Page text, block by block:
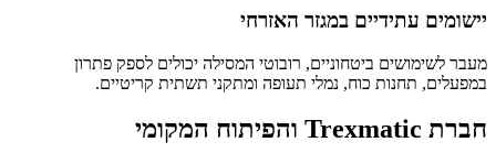
יישומים עתידיים במגזר האזרחי
מעבר לשימושים ביטחוניים, רובוטי המסילה יכולים לספק פתרון
במפעלים, תחנות כוח, נמלי תעופה ומתקני תשתית קריטיים.
חברת Trexmatic והפיתוח המקומי